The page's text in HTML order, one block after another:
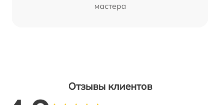
мастера
Отзывы клиентов